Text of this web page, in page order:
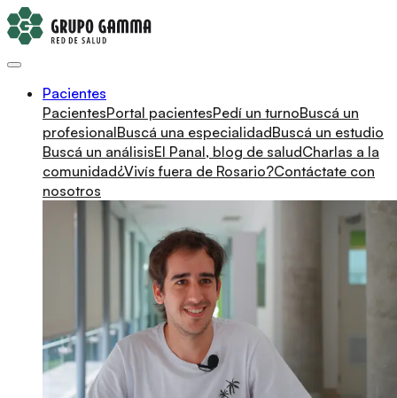
Pacientes
PacientesPortal pacientesPedí un turnoBuscá un
profesionalBuscá una especialidadBuscá un estudio
Buscá un análisisEl Panal, blog de saludCharlas a la
comunidad¿Vivís fuera de Rosario?Contáctate con
nosotros